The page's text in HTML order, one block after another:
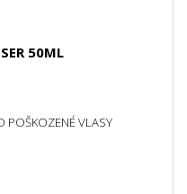
50ML
POŠKOZENÉ VLASY